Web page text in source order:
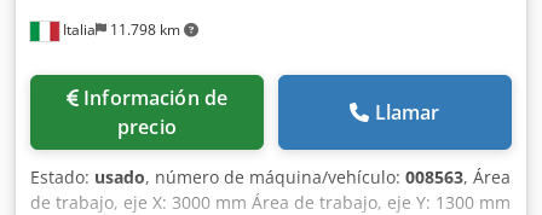
Italia 11.798 km
Información de
precio
Llamar
Estado: usado, número de máquina/vehículo: 008563, Área
de trabajo, eje X: 3000 mm Área de trabajo, eje Y: 1300 mm